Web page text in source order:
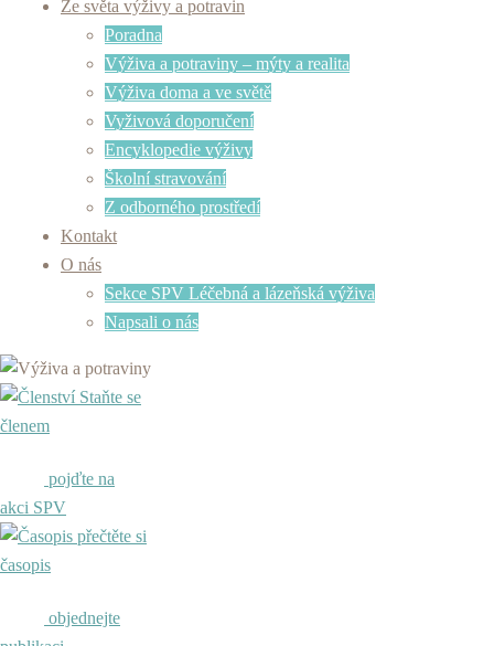
Ze světa výživy a potravin
Poradna
Výživa a potraviny – mýty a realita
Výživa doma a ve světě
Vyživová doporučení
Encyklopedie výživy
Školní stravování
Z odborného prostředí
Kontakt
O nás
Sekce SPV Léčebná a lázeňská výživa
Napsali o nás
Staňte se
členem
pojďte na
akci SPV
přečtěte si
časopis
objednejte